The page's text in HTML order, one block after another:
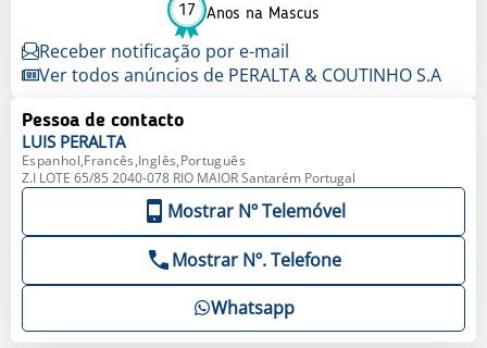
17 Anos na Mascus
Receber notificação por e-mail
Ver todos anúncios de PERALTA & COUTINHO S.A
Pessoa de contacto
LUIS PERALTA
Espanhol,Francês,Inglês,Português
Z.I LOTE 65/85 2040-078 RIO MAIOR Santarém Portugal
Mostrar Nº Telemóvel
Mostrar Nº. Telefone
Whatsapp